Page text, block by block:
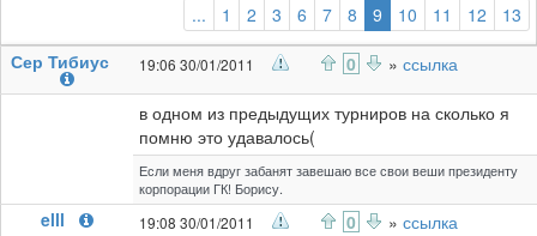
... 1 2 3 6 7 8 9 (выбранная)
10 11 12
13
Сер Тибиус
19:06 30/01/2011 0 » ссылка
в одном из предыдущих турниров на сколько я
помню это удавалось(
Если меня вдруг забанят завешаю все свои веши президенту
корпорации ГК! Борису.
elll 19:08 30/01/2011 0 » ссылка